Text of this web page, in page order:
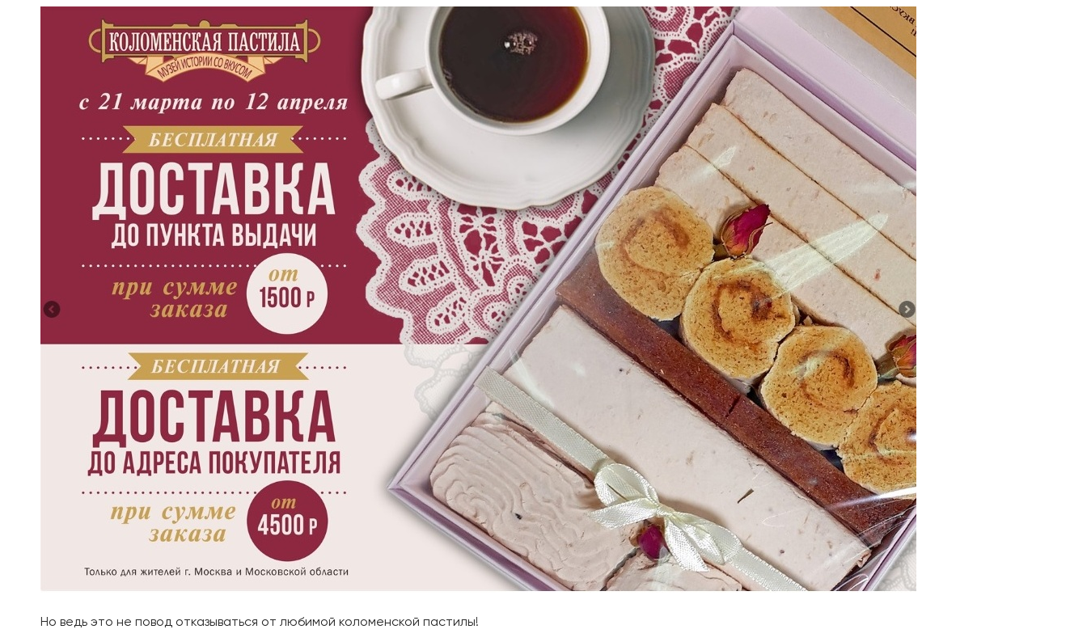
Но ведь это не повод отказываться от любимой коломенской пастилы!